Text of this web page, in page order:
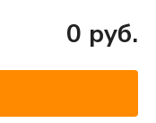
0 руб.